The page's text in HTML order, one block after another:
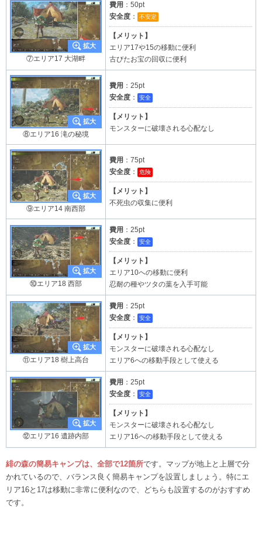
⑦エリア17 大湖畔
費用 ：50pt
安全度 ： 不安定
【メリット】
エリア17や15の移動に便利
古びたお宝の回収に便利
⑧エリア16 滝の秘境
費用 ：25pt
安全度 ： 安全
【メリット】
モンスターに破壊される心配なし
⑨エリア14 南西部
費用 ：75pt
安全度 ： 危険
【メリット】
不死虫の収集に便利
⑩エリア18 西部
費用 ：25pt
安全度 ： 安全
【メリット】
エリア10への移動に便利
忍耐の種やツタの葉を入手可能
⑪エリア18 樹上高台
費用 ：25pt
安全度 ： 安全
【メリット】
モンスターに破壊される心配なし
エリア6への移動手段として使える
⑫エリア16 遺跡内部
費用 ：25pt
安全度 ： 安全
【メリット】
モンスターに破壊される心配なし
エリア16への移動手段として使える
緋の森の簡易キャンプは、全部で12箇所です。マップが地上と上層で分
かれているので、バランス良く簡易キャンプを設置しましょう。特にエ
リア16と17は移動に非常に便利なので、どちらも設置するのがおすすめ
です。